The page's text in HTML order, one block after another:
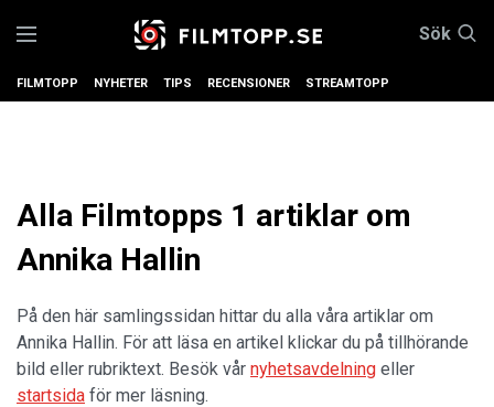
Sök
FILMTOPP NYHETER TIPS RECENSIONER STREAMTOPP
Alla Filmtopps 1 artiklar om
Annika Hallin
På den här samlingssidan hittar du alla våra artiklar om
Annika Hallin. För att läsa en artikel klickar du på tillhörande
bild eller rubriktext. Besök vår nyhetsavdelning eller
startsida för mer läsning.